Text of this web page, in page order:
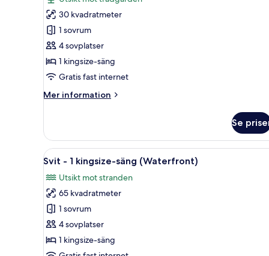
Studiosvit
-
kingsize-
säng
30 kvadratmeter
1 sovrum
4 sovplatser
1 kingsize-säng
Gratis fast internet
Mer information
Mer
-
kingsize-
Se
Öppna
alla
foton
för
Svit
-
1
kingsize-
Ett modernt vardagsrum
12
Svit - 1 kingsize-säng (Waterfront)
Utsikt mot stranden
65 kvadratmeter
1 sovrum
4 sovplatser
1 kingsize-säng